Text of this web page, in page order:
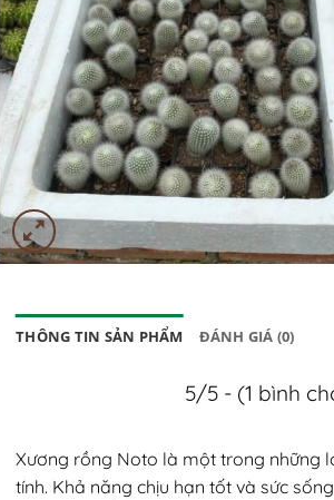
THÔNG TIN SẢN PHẨM ĐÁNH GIÁ (0)
5/5 - (1 bình
Xương rồng Noto là một trong những
tính. Khả năng chịu hạn tốt và sức